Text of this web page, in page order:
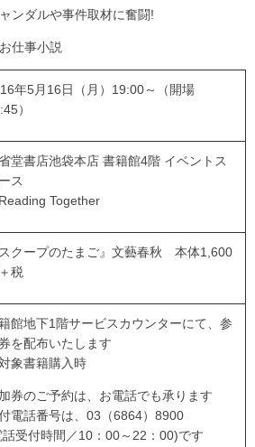
ンダルや事件取材に奮闘!
仕事小説
年5月16日（月）19:00～（開場
）
堂書店池袋本店 書籍館4階 イベントス
ス
Reading Together
スクープのたまご』文藝春秋 本体1,600
税
館地下1階サービスカウンターにて、参
を配布いたします
象書籍購入時
券のご予約は、お電話でも承ります
電話番号は、03（6864）8900
話受付時間／10：00～22：00)です